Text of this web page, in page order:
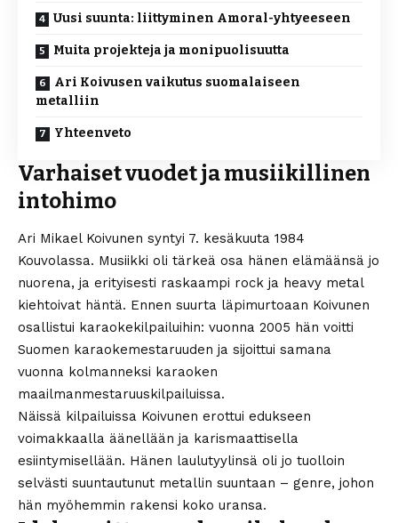
Uusi suunta: liittyminen Amoral-yhtyeeseen
Muita projekteja ja monipuolisuutta
Ari Koivusen vaikutus suomalaiseen
metalliin
Yhteenveto
Varhaiset vuodet ja musiikillinen
intohimo
Ari Mikael Koivunen syntyi 7. kesäkuuta 1984
Kouvolassa. Musiikki oli tärkeä osa hänen elämäänsä jo
nuorena, ja erityisesti raskaampi rock ja heavy metal
kiehtoivat häntä. Ennen suurta läpimurtoaan Koivunen
osallistui karaokekilpailuihin: vuonna 2005 hän voitti
Suomen karaokemestaruuden ja sijoittui samana
vuonna kolmanneksi karaoken
maailmanmestaruuskilpailuissa.
Näissä kilpailuissa Koivunen erottui edukseen
voimakkaalla äänellään ja karismaattisella
esiintymisellään. Hänen laulutyylinsä oli jo tuolloin
selvästi suuntautunut metallin suuntaan – genre, johon
hän myöhemmin rakensi koko uransa.